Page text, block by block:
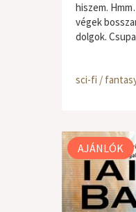
hiszem.
végek
dolgok.
sci-fi /
AJÁNLÓK